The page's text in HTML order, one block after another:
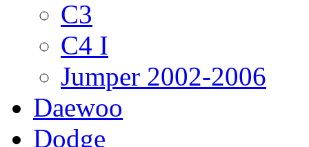
C3
C4 I
Jumper 2002-2006
Daewoo
Dodge